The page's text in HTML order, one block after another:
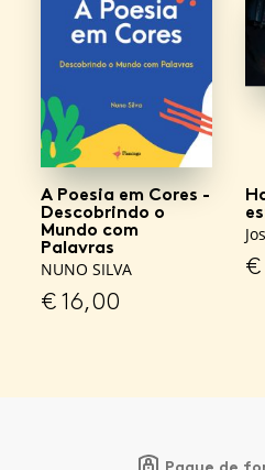
A Poesia em Cores -
Descobrindo o
Mundo com
Palavras
NUNO SILVA
€16,00
€